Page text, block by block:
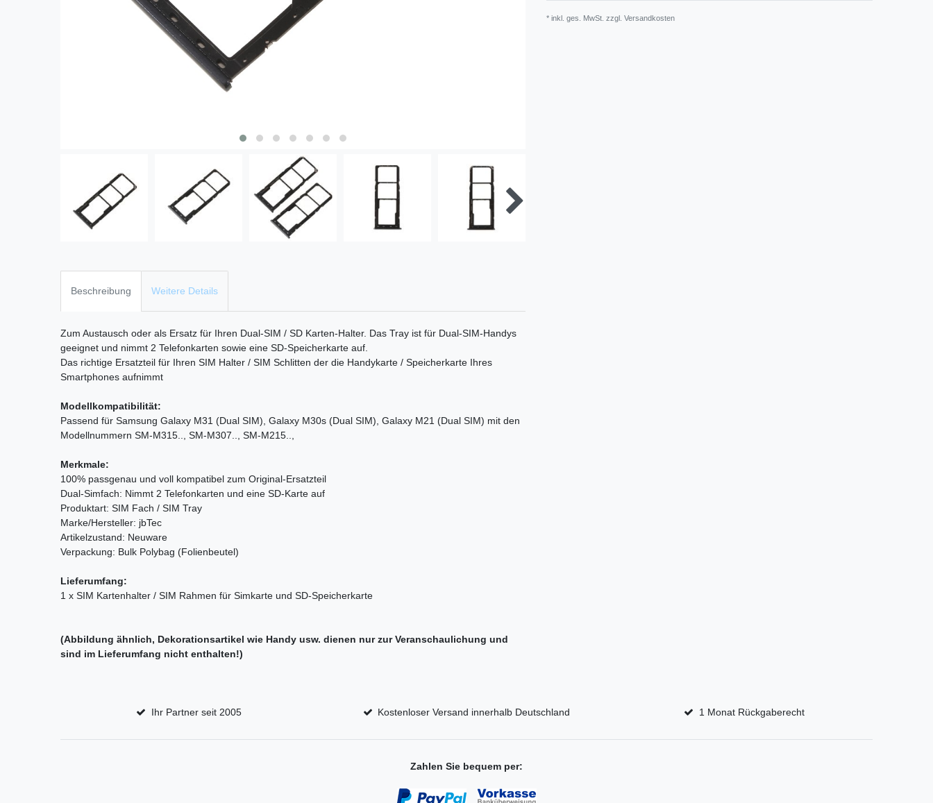
* inkl. ges. MwSt. zzgl. Versandkosten
Beschreibung Weitere Details
Zum Austausch oder als Ersatz für Ihren Dual-SIM / SD Karten-Halter. Das Tray ist für Dual-SIM-Handys
geeignet und nimmt 2 Telefonkarten sowie eine SD-Speicherkarte auf.
Das richtige Ersatzteil für Ihren SIM Halter / SIM Schlitten der die Handykarte / Speicherkarte Ihres
Smartphones aufnimmt
Modellkompatibilität:
Passend für Samsung Galaxy M31 (Dual SIM), Galaxy M30s (Dual SIM), Galaxy M21 (Dual SIM) mit den
Modellnummern SM-M315.., SM-M307.., SM-M215..,
Merkmale:
100% passgenau und voll kompatibel zum Original-Ersatzteil
Dual-Simfach: Nimmt 2 Telefonkarten und eine SD-Karte auf
Produktart: SIM Fach / SIM Tray
Marke/Hersteller: jbTec
Artikelzustand: Neuware
Verpackung: Bulk Polybag (Folienbeutel)
Lieferumfang:
1 x SIM Kartenhalter / SIM Rahmen für Simkarte und SD-Speicherkarte
(Abbildung ähnlich, Dekorationsartikel wie Handy usw. dienen nur zur Veranschaulichung und
sind im Lieferumfang nicht enthalten!)
Ihr Partner seit 2005 Kostenloser Versand innerhalb Deutschland 1 Monat Rückgaberecht
Zahlen Sie bequem per: